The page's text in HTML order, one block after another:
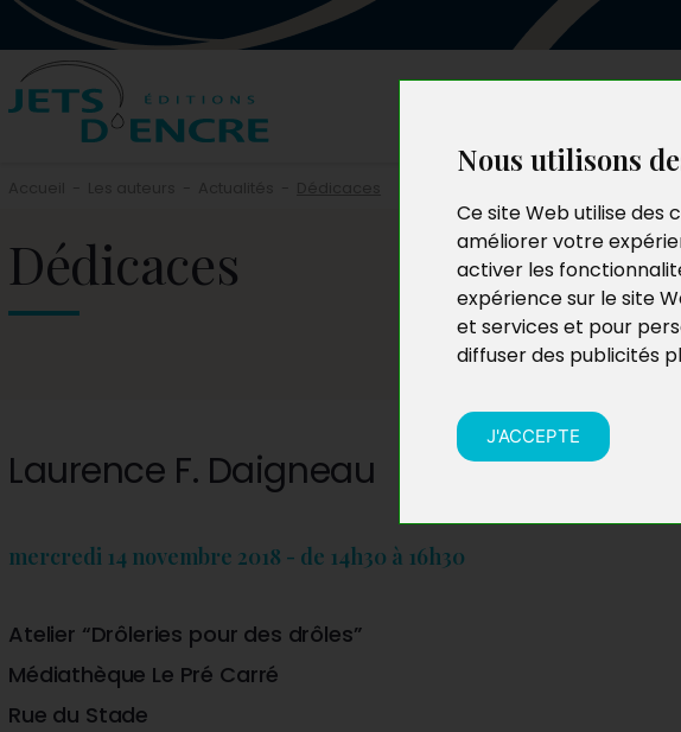
Nous utilisons
Ce site Web utilise des
améliorer votre
activer les
expérience sur le site
et services et pour
diffuser des publicités
J'ACCEPTE
Dédicaces
Laurence F. Daigneau
mercredi 14 novembre 2018 - de 14h30 à 16h30
Atelier “Drôleries pour des drôles”
Médiathèque Le Pré Carré
Rue du Stade